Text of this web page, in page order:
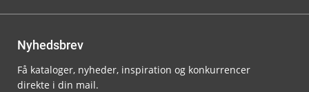
Nyhedsbrev
Få kataloger, nyheder, inspiration og konkurrencer
direkte i din mail.